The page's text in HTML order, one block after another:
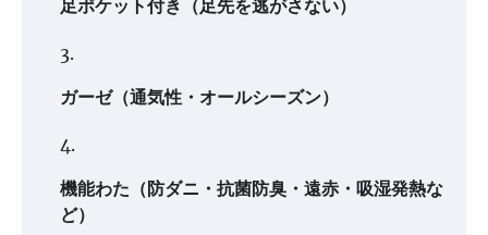
足ポケット付き（足先を逃がさない）
ガーゼ（通気性・オールシーズン）
機能わた（防ダニ・抗菌防臭・遠赤・吸湿発熱な
ど）